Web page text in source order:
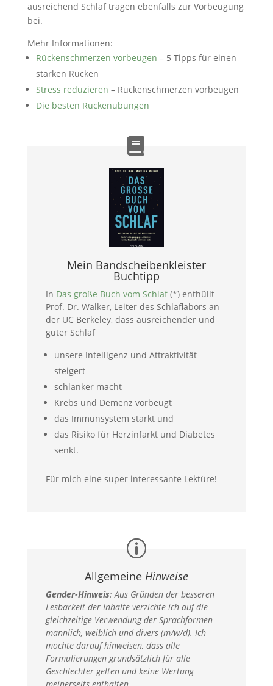
ausreichend Schlaf tragen ebenfalls zur Vorbeugung
bei.
Mehr Informationen:
Rückenschmerzen vorbeugen – 5 Tipps für einen
starken Rücken
Stress reduzieren – Rückenschmerzen vorbeugen
Die besten Rückenübungen
Mein Bandscheibenkleister
Buchtipp
In Das große Buch vom Schlaf(*) enthüllt
Prof. Dr. Walker, Leiter des Schlaflabors an
der UC Berkeley, dass ausreichender und
guter Schlaf
unsere Intelligenz und Attraktivität
steigert
schlanker macht
Krebs und Demenz vorbeugt
das Immunsystem stärkt und
das Risiko für Herzinfarkt und Diabetes
senkt.
Für mich eine super interessante Lektüre!
AllgemeineHinweise
Gender-Hinweis: Aus Gründen der besseren
Lesbarkeit der Inhalte verzichte ich auf die
gleichzeitige Verwendung der Sprachformen
männlich, weiblich und divers (m/w/d). Ich
möchte darauf hinweisen, dass alle
Formulierungen grundsätzlich für alle
Geschlechter gelten und keine Wertung
meinerseits enthalten.